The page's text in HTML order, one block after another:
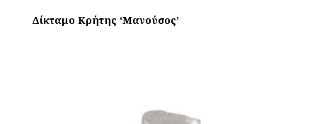
Δίκταμο Κρήτης ‘Μανούσος’